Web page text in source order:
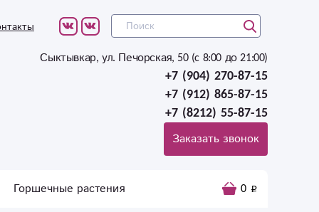
Сыктывкар, ул. Печорская, 50 (c 8:00 до 21:00)
+7 (904) 270-87-15
+7 (912) 865-87-15
+7 (8212) 55-87-15
Заказать звонок
Горшечные растения 0